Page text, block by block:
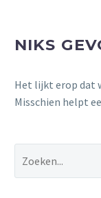
NIKS
Het lijkt erop dat
Misschien helpt